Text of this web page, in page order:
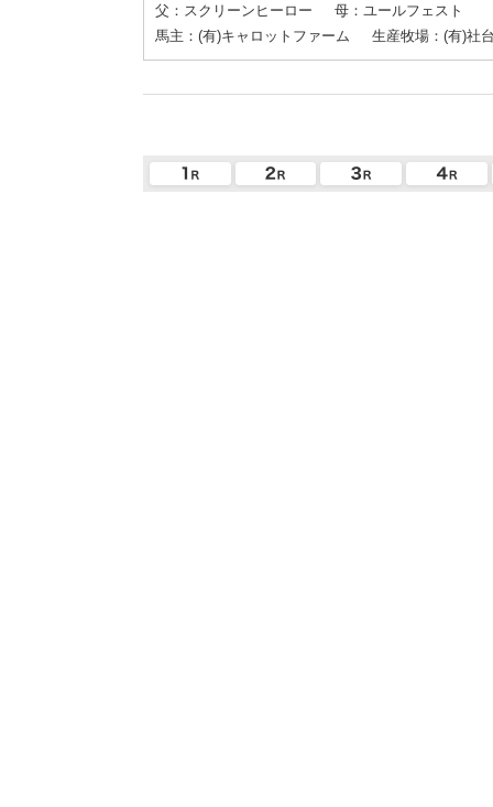
父：スクリーンヒーロー
母：ユールフェスト
馬主：(有)キャロットファーム
生産牧場：(有)社